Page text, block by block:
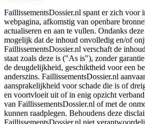
FaillissementsDossier.nl spant er zich voor
webpagina, afkomstig van openbare
actualiseren en aan te vullen. Ondanks
mogelijk dat de inhoud onvolledig en/of
FaillissementsDossier.nl verschaft de
staat zoals deze is ("As is"), zonder
de deugdelijkheid, geschiktheid voor een
anderszins. FaillissementsDossier.nl
aansprakelijkheid voor schade die is of
en voortvloeit uit of in enig opzicht
van FaillissementsDossier.nl of met de
kunnen raadplegen. Behoudens deze
FaillissementsDossier.nl niet